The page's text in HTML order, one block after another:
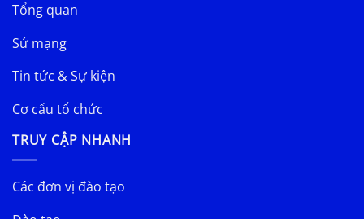
Tổng quan
Sứ mạng
Tin tức & Sự kiện
Cơ cấu tổ chức
TRUY CẬP NHANH
Các đơn vị đào tạo